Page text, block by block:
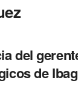
del
de